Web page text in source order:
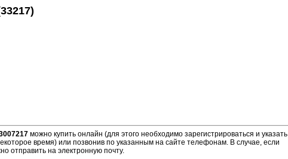
можно купить онлайн (для этого необходимо зарегистрироваться и указать
время) или позвонив по указанным на сайте телефонам. В случае, если
отправить на электронную почту.